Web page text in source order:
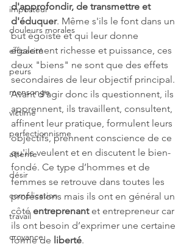
imposteur
douleurs morales
efficacité
peurs
mensonge
victime
perfectionnisme
attente
désir
complication
travail
croyance
d'approfondir, de transmettre et
d'éduquer. Même s'ils le font dans un
but égoïste et qui leur donne
également richesse et puissance, ces
deux "biens" ne sont que des effets
secondaires de leur objectif principal.
Avant d'agir donc ils questionnent, ils
apprennent, ils travaillent, consultent,
affinent leur pratique, formulent leurs
objectifs, prennent conscience de ce
qu'ils veulent et en discutent le bien-
fondé. Ce type d’hommes et de
femmes se retrouve dans toutes les
professions mais ils ont en général un
côté entreprenant et entrepreneur car
ils ont besoin d’exprimer une certaine
forme de liberté.